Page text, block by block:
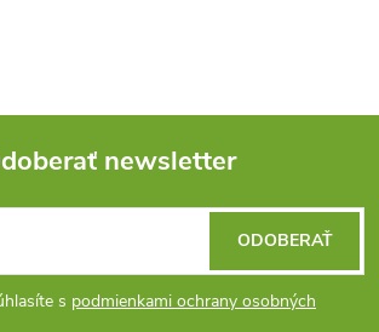
newsletter
s podmienkami ochrany osobných
ODOBERAŤ